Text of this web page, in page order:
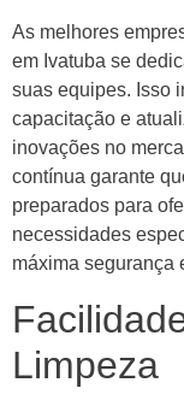
As melhores
em Ivatuba se
suas equipes. Isso
capacitação e
inovações no
contínua garante
preparados para
necessidades
máxima segurança
Limpeza